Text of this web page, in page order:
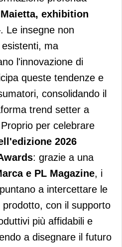
exhibition
Le insegne non
ma
l'innovazione di
queste tendenze e
consolidando il
trend setter a
per celebrare
2026
: grazie a una
e PL Magazine, i
a intercettare le
prodotto, con il supporto
più affidabili e
a disegnare il futuro